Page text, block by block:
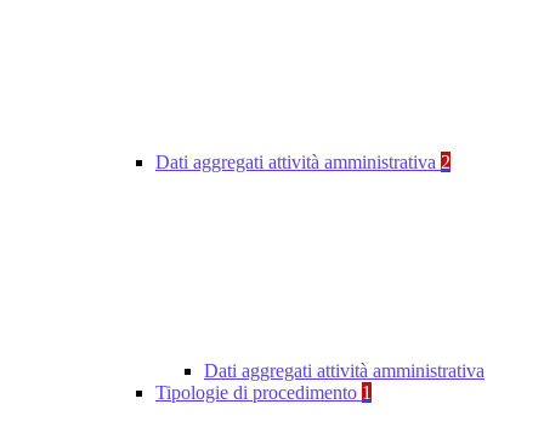
Dati aggregati attività amministrativa 2
Dati aggregati attività amministrativa
Tipologie di procedimento 1